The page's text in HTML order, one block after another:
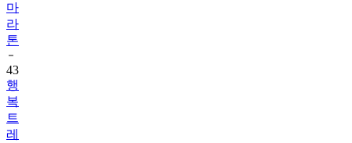
마
라
톤
43
행
복
트
레